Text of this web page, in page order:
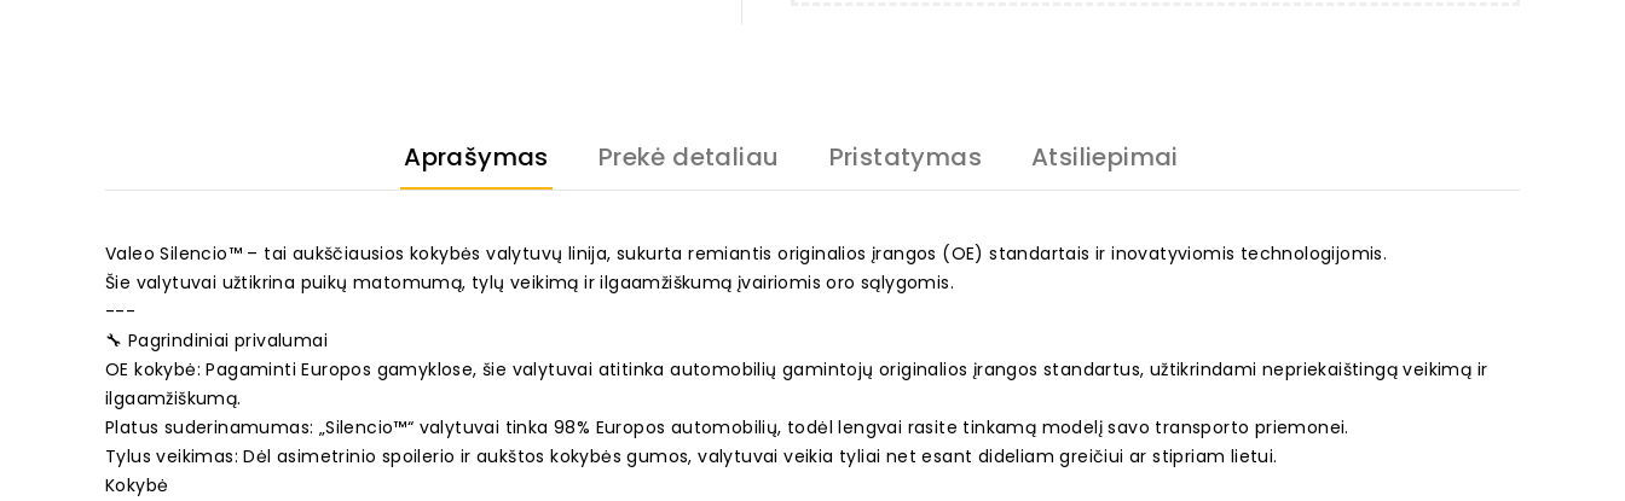
Aprašymas Prekė detaliau Pristatymas Atsiliepimai
Valeo Silencio™ – tai aukščiausios kokybės valytuvų linija, sukurta remiantis originalios įrangos (OE) standartais ir inovatyviomis technologijomis.
Šie valytuvai užtikrina puikų matomumą, tylų veikimą ir ilgaamžiškumą įvairiomis oro sąlygomis.
---
🔧 Pagrindiniai privalumai
OE kokybė: Pagaminti Europos gamyklose, šie valytuvai atitinka automobilių gamintojų originalios įrangos standartus, užtikrindami nepriekaištingą veikimą ir
ilgaamžiškumą.
Platus suderinamumas: „Silencio™“ valytuvai tinka 98% Europos automobilių, todėl lengvai rasite tinkamą modelį savo transporto priemonei.
Tylus veikimas: Dėl asimetrinio spoilerio ir aukštos kokybės gumos, valytuvai veikia tyliai net esant dideliam greičiui ar stipriam lietui.
Kokybė